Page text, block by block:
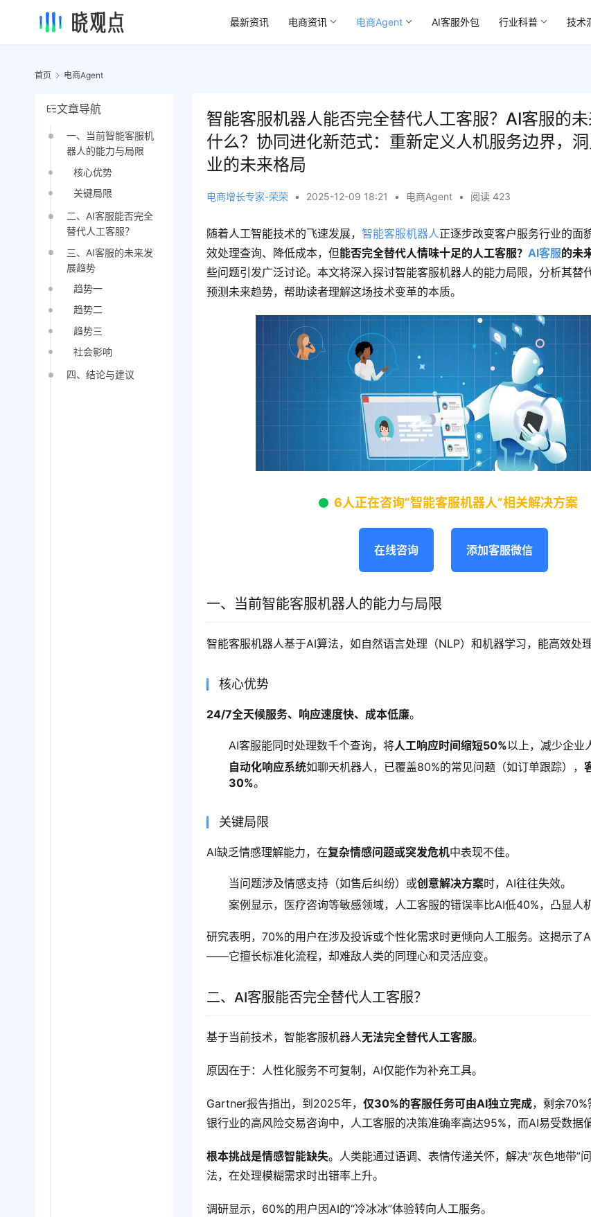
最新资讯 电商资讯 电商Agent AI客服外包 行业科普 技术
首页 电商Agent
文章导航
一、当前智能客服机
器人的能力与局限
核心优势
关键局限
二、AI客服能否完全
替代人工客服？
三、AI客服的未来发
展趋势
趋势一
趋势二
趋势三
社会影响
四、结论与建议
智能客服机器人能否完全替代人工客服？AI客服的
什么？协同进化新范式：重新定义人机服务边界，
业的未来格局
电商增长专家-荣荣 • 2025-12-09 18:21 • 电商Agent • 阅读 423
随着人工智能技术的飞速发展，智能客服机器人正逐步改变客户服务行业的面
效处理查询、降低成本，但能否完全替代人情味十足的人工客服？AI客服的未
些问题引发广泛讨论。本文将深入探讨智能客服机器人的能力局限，分析其替
预测未来趋势，帮助读者理解这场技术变革的本质。
6人正在咨询“智能客服机器人”相关解决方案
在线咨询 添加客服微信
一、当前智能客服机器人的能力与局限
智能客服机器人基于AI算法，如自然语言处理（NLP）和机器学习，能高效处
核心优势
24/7全天候服务、响应速度快、成本低廉。
AI客服能同时处理数千个查询，将人工响应时间缩短50%以上，减少企业
自动化响应系统如聊天机器人，已覆盖80%的常见问题（如订单跟踪），
30%。
关键局限
AI缺乏情感理解能力，在复杂情感问题或突发危机中表现不佳。
当问题涉及情感支持（如售后纠纷）或创意解决方案时，AI往往失效。
案例显示，医疗咨询等敏感领域，人工客服的错误率比AI低40%，凸显人
研究表明，70%的用户在涉及投诉或个性化需求时更倾向人工服务。这揭示了
——它擅长标准化流程，却难敌人类的同理心和灵活应变。
二、AI客服能否完全替代人工客服？
基于当前技术，智能客服机器人无法完全替代人工客服。
原因在于：人性化服务不可复制，AI仅能作为补充工具。
Gartner报告指出，到2025年，仅30%的客服任务可由AI独立完成，剩余70%
银行业的高风险交易咨询中，人工客服的决策准确率高达95%，而AI易受数据
根本挑战是情感智能缺失。人类能通过语调、表情传递关怀，解决“灰色地带”
法，在处理模糊需求时出错率上升。
调研显示，60%的用户因AI的“冷冰冰”体验转向人工服务。